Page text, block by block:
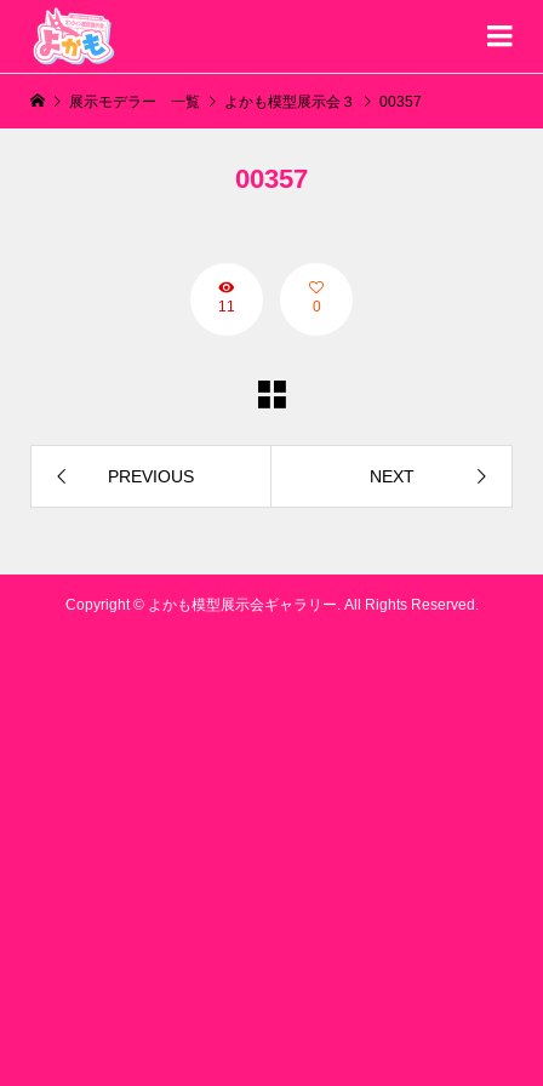
展示モデラー 一覧 よかも模型展示会３ 00357
00357
11 0
PREVIOUS NEXT
Copyright ©よかも模型展示会ギャラリー. All Rights Reserved.